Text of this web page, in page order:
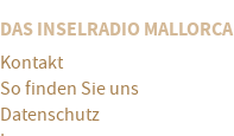
DAS INSELRADIO MALLORCA
Kontakt
So finden Sie uns
Datenschutz